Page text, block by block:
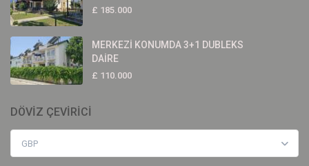
£ 185.000
MERKEZİ KONUMDA 3+1 DUBLEKS
DAİRE
£ 110.000
DÖVİZ ÇEVİRİCİ
GBP